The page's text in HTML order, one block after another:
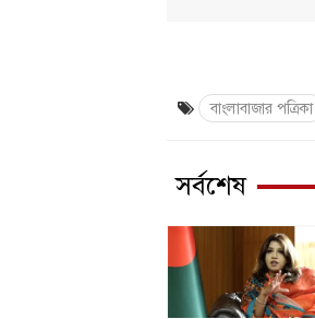
বাংলাবাজার পত্রিকা
সর্বশেষ